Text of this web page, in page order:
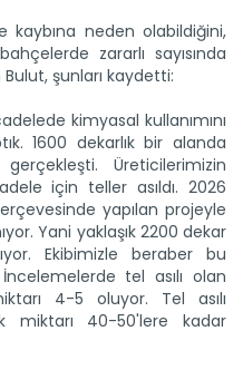
neden olabildiğini,
zararlı sayısında
şunları kaydetti:
kimyasal kullanımını
1600 dekarlık bir alanda
Üreticilerimizin
için teller asıldı. 2026
yapılan projeyle
Yani yaklaşık 2200 dekar
Ekibimizle beraber bu
tel asılı olan
4-5 oluyor. Tel asılı
miktarı 40-50'lere kadar